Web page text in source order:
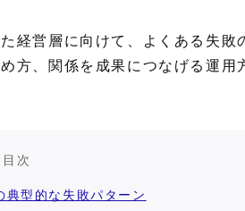
経営層に向けて、よくある失敗
方、関係を成果につなげる運用
目次
型的な失敗パターン